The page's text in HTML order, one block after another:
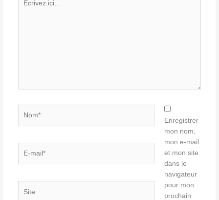
ici…
Enregistrer
mon nom,
mon e-mail
et mon site
dans le
navigateur
pour mon
prochain